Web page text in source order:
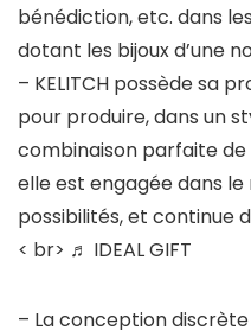
bénédiction, etc. dans
dotant les bijoux d’une
– KELITCH possède sa
pour produire, dans un
combinaison parfaite de
elle est engagée dans
possibilités, et continue
< br> ♬ IDEAL GIFT
– La conception